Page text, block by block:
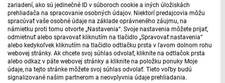
zariadení, ako sú jedinečné ID v súboroch cookie a iných úložiskách
prehliadača na spracovanie osobných údajov. Niektorí predajcovia môžu
spracúvať vaše osobné údaje na základe oprávneného záujmu, na
námietku proti tomu otvorte „Nastavenia“. Svoje nastavenia môžete prijať,
odmietnuť alebo spravovať kliknutím na tlačidlo „Spravovať nastavenia“
alebo kedykoľvek kliknutím na tlačidlo odtlačku prsta v ľavom dolnom rohu
webovej stránky. Ak chcete svoj súhlas odvolať, kliknite na odtlačok prsta
alebo odkaz v päte webovej stránky a kliknite na položku ponuky Moje
údaje, na tejto stránke môžete svoj súhlas odvolať. Tieto voľby budú
signalizované našim partnerom a neovplyvnia údaje prehliadania.